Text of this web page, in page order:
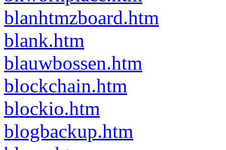
blanhtmzboard.htm
blank.htm
blauwbossen.htm
blockchain.htm
blockio.htm
blogbackup.htm